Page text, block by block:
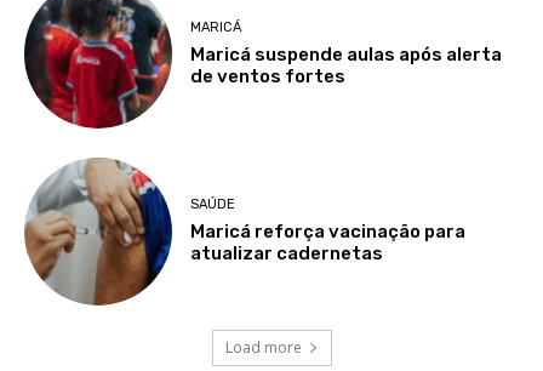
MARICÁ
Maricá suspende aulas após alerta
de ventos fortes
SAÚDE
Maricá reforça vacinação para
atualizar cadernetas
Load more